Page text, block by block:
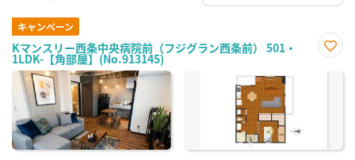
キャンペーン
Kマンスリー西条中央病院前（フジグラン西条前） 501・
1LDK-【角部屋】(No.913145)
に入